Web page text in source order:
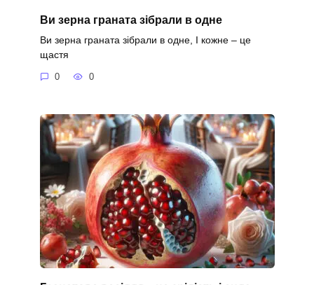
Ви зерна граната зібрали в одне
Ви зерна граната зібрали в одне, І кожне – це
щастя
0 0